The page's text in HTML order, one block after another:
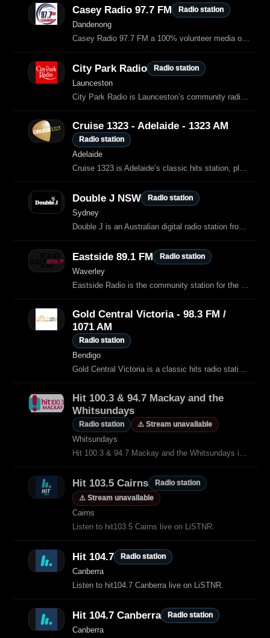
Casey Radio 97.7 FM Radio station
Dandenong
Casey Radio 97.7 FM a 100% volunteer media organisation providing the best local news, sport and music - Casey - Dandenong - Frankston - Kinston - Bayside
City Park Radio Radio station
Launceston
City Park Radio is Launceston’s community radio station, broadcasting on 103.7 FM and 96.5 FM.
Cruise 1323 - Adelaide - 1323 AM
Radio station
Adelaide
Cruise 1323 is Adelaide’s classic hits station, playing soft rock and timeless
Double J NSW Radio station
Sydney
Double J is an Australian digital radio station from ABC, offering a curated mix of classic favourites, new music discoveries, and in‑depth stories behind the songs.
Eastside 89.1 FM Radio station
Waverley
Eastside Radio is the community station for the City of Sydney and Eastern
Gold Central Victoria - 98.3 FM /
1071 AM
Radio station
Bendigo
Gold Central Victoria is a classic hits radio station broadcasting from Bendigo on 98.3 FM and 1071 AM.
Hit 100.3 & 94.7 Mackay and the
Whitsundays
Radio station ⚠️ Stream unavailable
Whitsundays
Hit 100.3 & 94.7 Mackay and the Whitsundays is an Australian Adult Contemporary
Hit 103.5 Cairns
Radio station
⚠️ Stream unavailable
Cairns
Listen to hit103.5 Cairns live on LiSTNR.
Hit 104.7 Radio station
Canberra
Listen to hit104.7 Canberra live on LiSTNR.
Hit 104.7 Canberra Radio station
Canberra